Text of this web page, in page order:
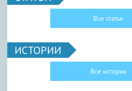
Все статьи
ИСТОРИИ
Все истории